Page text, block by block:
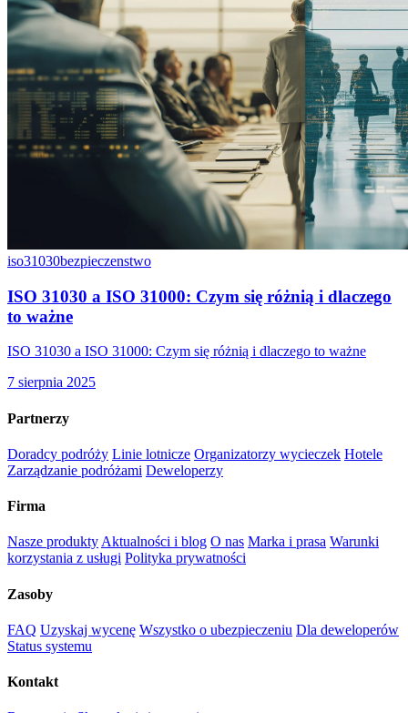
iso31030bezpieczenstwo
ISO 31030 a ISO 31000: Czym się różnią i dlaczego
to ważne
ISO 31030 a ISO 31000: Czym się różnią i dlaczego to ważne
7 sierpnia 2025
Partnerzy
Doradcy podróży Linie lotnicze Organizatorzy wycieczek Hotele
Zarządzanie podróżami Deweloperzy
Firma
Nasze produkty Aktualności i blog O nas Marka i prasa Warunki
korzystania z usługi Polityka prywatności
Zasoby
FAQ Uzyskaj wycenę Wszystko o ubezpieczeniu Dla deweloperów
Status systemu
Kontakt